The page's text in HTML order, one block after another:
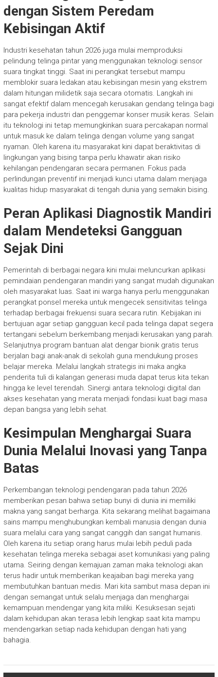
dengan Sistem Peredam
Kebisingan Aktif
Industri kesehatan tahun 2026 juga mulai memproduksi
pelindung telinga pintar yang menggunakan teknologi sensor
suara tingkat tinggi. Saat ini perangkat tersebut mampu
memblokir suara ledakan atau kebisingan mesin yang ekstrem
dalam hitungan milidetik saja secara otomatis. Langkah ini
sangat efektif dalam mencegah kerusakan gendang telinga bagi
para pekerja industri dan penggemar konser musik keras. Selain
itu teknologi ini tetap memungkinkan suara percakapan normal
untuk masuk ke dalam telinga dengan volume yang sangat
nyaman. Oleh karena itu masyarakat kini dapat beraktivitas di
lingkungan yang bising tanpa perlu khawatir akan risiko
kehilangan pendengaran secara permanen. Fokus pada
perlindungan preventif ini menjadi kunci utama dalam menjaga
kualitas hidup masyarakat di tengah dunia yang semakin bising.
Peran Aplikasi Diagnostik Mandiri
dalam Mendeteksi Gangguan
Sejak Dini
Pemerintah di berbagai negara kini mulai meluncurkan aplikasi
pemindaian pendengaran mandiri yang sangat mudah digunakan
oleh masyarakat luas. Saat ini warga hanya perlu menggunakan
perangkat ponsel mereka untuk mengecek sensitivitas telinga
terhadap berbagai frekuensi suara secara rutin. Kebijakan ini
bertujuan agar setiap gangguan kecil pada telinga dapat segera
tertangani sebelum berkembang menjadi kerusakan yang parah.
Selanjutnya program bantuan alat dengar bionik gratis terus
berjalan bagi anak-anak di sekolah guna mendukung proses
belajar mereka. Melalui langkah strategis ini maka angka
penderita tuli di kalangan generasi muda dapat terus kita tekan
hingga ke level terendah. Sinergi antara teknologi digital dan
akses kesehatan yang merata menjadi fondasi kuat bagi masa
depan bangsa yang lebih sehat.
Kesimpulan Menghargai Suara
Dunia Melalui Inovasi yang Tanpa
Batas
Perkembangan teknologi pendengaran pada tahun 2026
memberikan pesan bahwa setiap bunyi di dunia ini memiliki
makna yang sangat berharga. Kita sekarang melihat bagaimana
sains mampu menghubungkan kembali manusia dengan dunia
suara melalui cara yang sangat canggih dan sangat humanis.
Oleh karena itu setiap orang harus mulai lebih peduli pada
kesehatan telinga mereka sebagai aset komunikasi yang paling
utama. Seiring dengan kemajuan zaman maka teknologi akan
terus hadir untuk memberikan keajaiban bagi mereka yang
membutuhkan bantuan medis. Mari kita sambut masa depan ini
dengan semangat untuk selalu menjaga dan menghargai
kemampuan mendengar yang kita miliki. Kesuksesan sejati
dalam kehidupan akan terasa lebih lengkap saat kita mampu
mendengarkan setiap nada kehidupan dengan hati yang
bahagia.